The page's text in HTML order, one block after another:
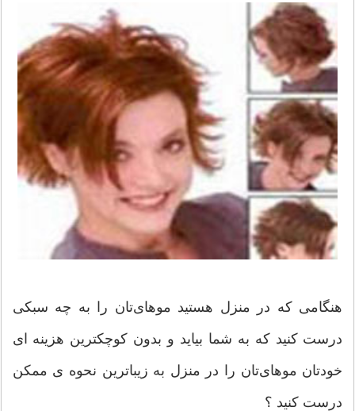
هنگامی که در منزل هستید موهای‌تان را به چه سبکی
درست کنید که به شما بیاید و بدون کوچکترین هزینه ای
خودتان موهای‌تان را در منزل به زیباترین نحوه ی ممکن
درست کنید ؟